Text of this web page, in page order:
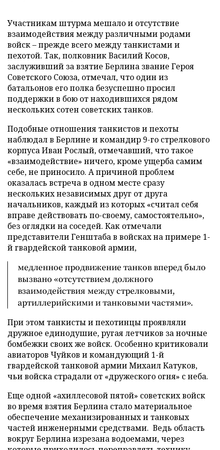
Участникам штурма мешало и отсутствие
взаимодействия между различными родами
войск – прежде всего между танкистами и
пехотой. Так, полковник Василий Косов,
заслуживший за взятие Берлина звание Героя
Советского Союза, отмечал, что один из
батальонов его полка безуспешно просил
поддержки в бою от находившихся рядом
нескольких сотен советских танков.
Подобные отношения танкистов и пехоты
наблюдал в Берлине и командир 9-го стрелкового
корпуса Иван Рослый, отмечавший, что такое
«взаимодействие» ничего, кроме ущерба самим
себе, не приносило. А причиной проблем
оказалась встреча в одном месте сразу
нескольких независимых друг от друга
начальников, каждый из которых «считал себя
вправе действовать по-своему, самостоятельно»,
без оглядки на соседей. Как отмечали
представители Генштаба в войсках на примере 1-
й гвардейской танковой армии,
медленное продвижение танков вперед было
вызвано «отсутствием должного
взаимодействия между стрелковыми,
артиллерийскими и танковыми частями».
При этом танкисты и пехотинцы проявляли
дружное единодушие, ругая летчиков за ночные
бомбежки своих же войск. Особенно критиковали
авиаторов Чуйков и командующий 1-й
гвардейской танковой армии Михаил Катуков,
чьи войска страдали от «дружеского огня» с неба.
Еще одной «ахиллесовой пятой» советских войск
во время взятия Берлина стало материальное
обеспечение механизированных и танковых
частей инженерными средствами. Ведь область
вокруг Берлина изрезана водоемами, через